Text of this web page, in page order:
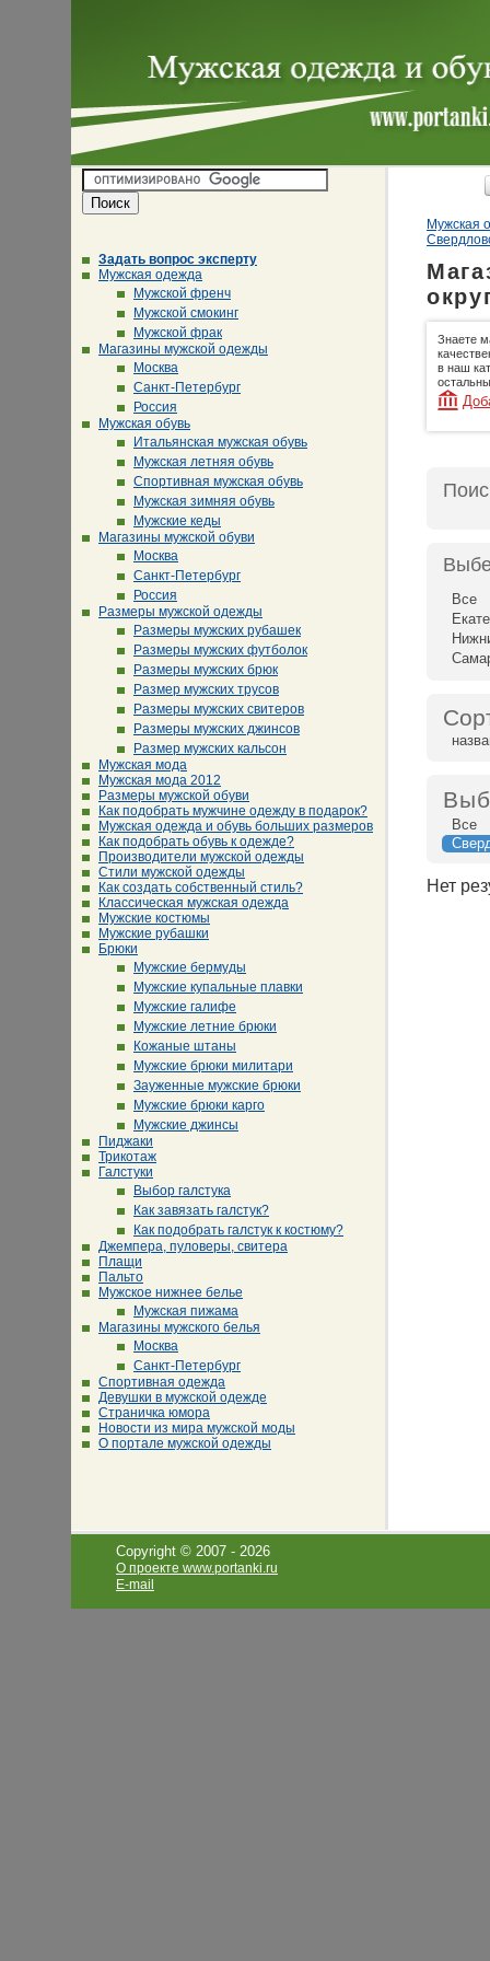
Задать вопрос эксперту
Мужская одежда
Мужской френч
Мужской смокинг
Мужской фрак
Магазины мужской одежды
Москва
Санкт-Петербург
Россия
Мужская обувь
Итальянская мужская обувь
Мужская летняя обувь
Спортивная мужская обувь
Мужская зимняя обувь
Мужские кеды
Магазины мужской обуви
Москва
Санкт-Петербург
Россия
Размеры мужской одежды
Размеры мужских рубашек
Размеры мужских футболок
Размеры мужских брюк
Размер мужских трусов
Размеры мужских свитеров
Размеры мужских джинсов
Размер мужских кальсон
Мужская мода
Мужская мода 2012
Размеры мужской обуви
Как подобрать мужчине одежду в подарок?
Мужская одежда и обувь больших размеров
Как подобрать обувь к одежде?
Производители мужской одежды
Стили мужской одежды
Как создать собственный стиль?
Классическая мужская одежда
Мужские костюмы
Мужские рубашки
Брюки
Мужские бермуды
Мужские купальные плавки
Мужские галифе
Мужские летние брюки
Кожаные штаны
Мужские брюки милитари
Зауженные мужские брюки
Мужские брюки карго
Мужские джинсы
Пиджаки
Трикотаж
Галстуки
Выбор галстука
Как завязать галстук?
Как подобрать галстук к костюму?
Джемпера, пуловеры, свитера
Плащи
Пальто
Мужское нижнее белье
Мужская пижама
Магазины мужского белья
Москва
Санкт-Петербург
Спортивная одежда
Девушки в мужской одежде
Страничка юмора
Новости из мира мужской моды
О портале мужской одежды
Мужская
Знаете
в наш
Все
Все
Нет
Copyright © 2007 - 2026
О проекте www.portanki.ru
E-mail